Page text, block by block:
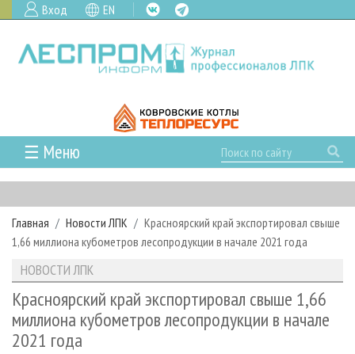
Вход EN
☰ Меню
ГЛАВНАЯ
РУБРИКИ И ТЕМЫ
РУБРИКИ ЖУРНАЛА
ЛЕСОЗАГОТОВКА
ЛЕСОПИЛЕНИЕ
ДЕРЕВООБРАБОТКА
НОВОСТИ
НОВОСТИ ЛПК
НОВОСТИ ЖУРНАЛА
НОВОСТИ КОМПАНИЙ
ПРОЕКТЫ ЛПИ
АНАЛИТИКА
ПРЕДПРИЯТИЯ ЛПК
ЛЕСНЫЕ РЕГИОНЫ РОССИИ
АРХИВ ЖУРНАЛОВ
СТАТЬИ
О ЖУРНАЛЕ
ПОДПИСКА
РЕКЛАМОДАТЕЛЯМ
Главная Новости ЛПК
Красноярский край экспортировал свыше
1,66 миллиона кубометров лесопродукции в начале 2021 года
НОВОСТИ ЛПК
Красноярский край экспортировал свыше 1,66
миллиона кубометров лесопродукции в начале
2021 года